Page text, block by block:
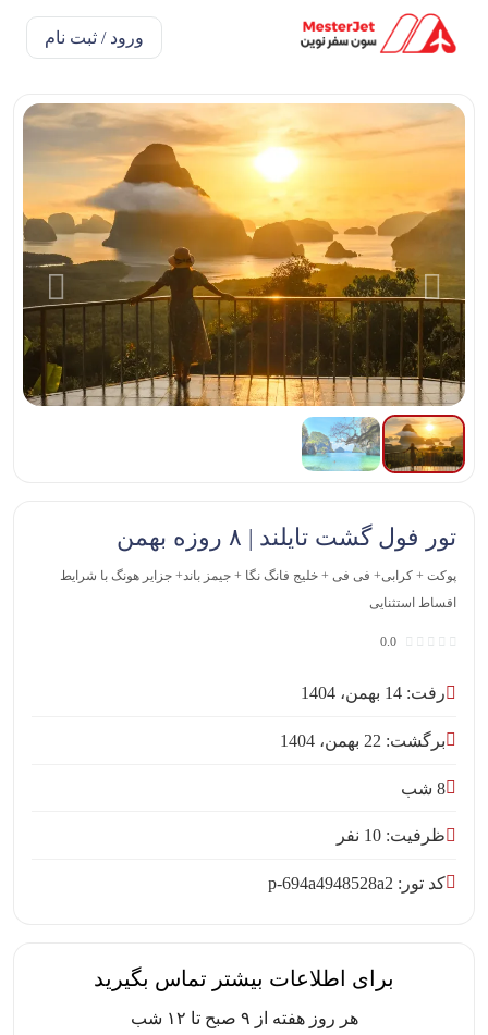
ورود / ثبت نام
تور فول گشت تایلند | ۸ روزه بهمن
پوکت + کرابی+ فی فی + خلیج فانگ نگا + جیمز باند+ جزایر هونگ با شرایط
اقساط استثنایی
0.0
رفت: 14 بهمن، 1404
برگشت: 22 بهمن، 1404
8 شب
ظرفیت: 10 نفر
کد تور: p-694a4948528a2
برای اطلاعات بیشتر تماس بگیرید
هر روز هفته از ۹ صبح تا ۱۲ شب